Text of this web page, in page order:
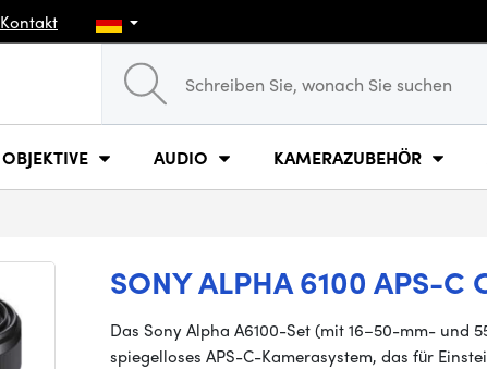
Kontakt
OBJEKTIVE AUDIO KAMERAZUBEHÖR
SONY ALPHA 6100 APS-C
Das Sony Alpha A6100-Set (mit 16–50-mm- und
spiegelloses APS-C-Kamerasystem, das für